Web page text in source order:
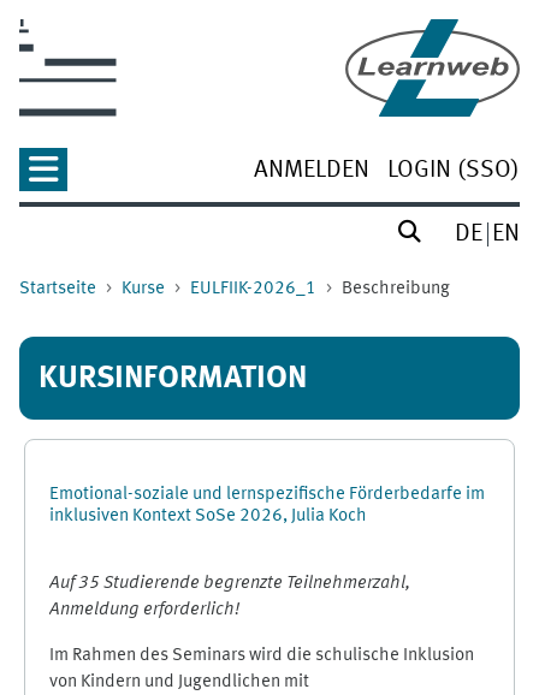
ANMELDEN LOGIN (SSO)
DE EN
Startseite Kurse EULFIIK-2026_1 Beschreibung
KURSINFORMATION
Emotional-soziale und lernspezifische Förderbedarfe im
inklusiven Kontext SoSe 2026, Julia Koch
Auf 35 Studierende begrenzte Teilnehmerzahl,
Anmeldung erforderlich!
Im Rahmen des Seminars wird die schulische Inklusion
von Kindern und Jugendlichen mit